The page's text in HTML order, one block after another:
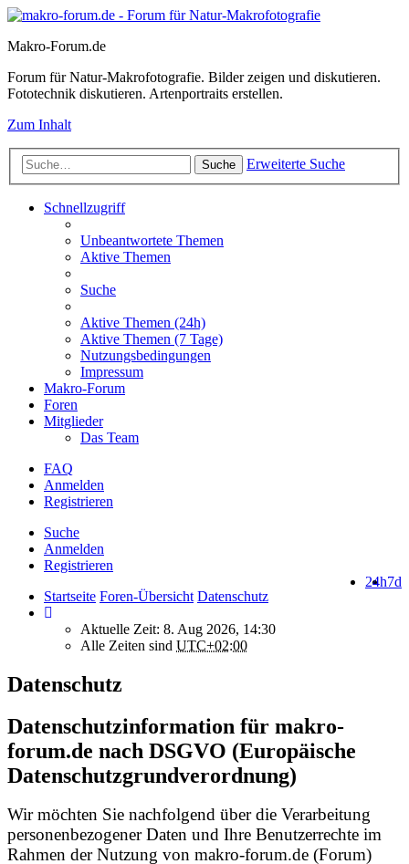
Makro-Forum.de
Forum für Natur-Makrofotografie. Bilder zeigen und diskutieren.
Fototechnik diskutieren. Artenportraits erstellen.
Zum Inhalt
Suche Erweiterte Suche
Schnellzugriff
Unbeantwortete Themen
Aktive Themen
Suche
Aktive Themen (24h)
Aktive Themen (7 Tage)
Nutzungsbedingungen
Impressum
Makro-Forum
Foren
Mitglieder
Das Team
FAQ
Anmelden
Registrieren
Suche
Anmelden
Registrieren
7d
24h
Startseite Foren-Übersicht Datenschutz
Aktuelle Zeit: 8. Aug 2026, 14:30
Alle Zeiten sind UTC+02:00
Datenschutz
Datenschutzinformation für makro-
forum.de nach DSGVO (Europäische
Datenschutzgrundverordnung)
Wir möchten Sie nachfolgend über die Verarbeitung
personenbezogener Daten und Ihre Benutzerrechte im
Rahmen der Nutzung von makro-forum.de (Forum)